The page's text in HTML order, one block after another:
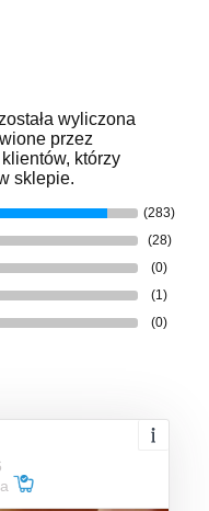
wyliczona
przez
którzy
sklepie.
(283)
(28)
(0)
(1)
(0)